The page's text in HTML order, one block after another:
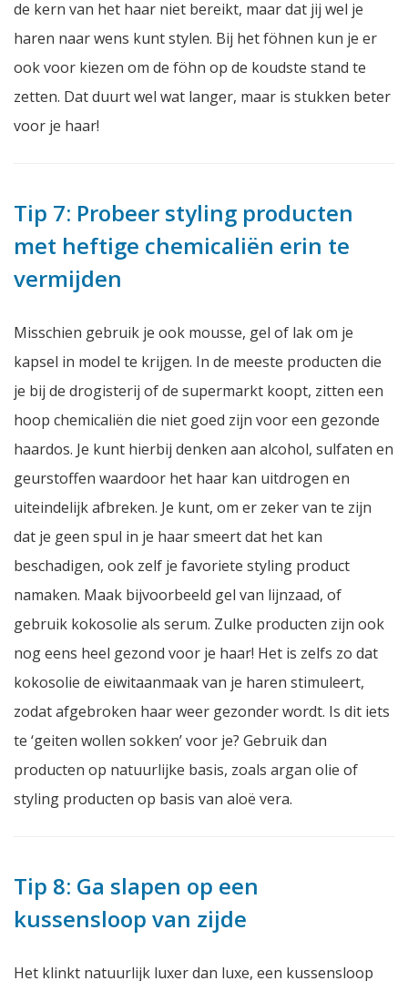
de kern van het haar niet bereikt, maar dat jij wel je
haren naar wens kunt stylen. Bij het föhnen kun je er
ook voor kiezen om de föhn op de koudste stand te
zetten. Dat duurt wel wat langer, maar is stukken beter
voor je haar!
Tip 7: Probeer styling producten
met heftige chemicaliën erin te
vermijden
Misschien gebruik je ook mousse, gel of lak om je
kapsel in model te krijgen. In de meeste producten die
je bij de drogisterij of de supermarkt koopt, zitten een
hoop chemicaliën die niet goed zijn voor een gezonde
haardos. Je kunt hierbij denken aan alcohol, sulfaten en
geurstoffen waardoor het haar kan uitdrogen en
uiteindelijk afbreken. Je kunt, om er zeker van te zijn
dat je geen spul in je haar smeert dat het kan
beschadigen, ook zelf je favoriete styling product
namaken. Maak bijvoorbeeld gel van lijnzaad, of
gebruik kokosolie als serum. Zulke producten zijn ook
nog eens heel gezond voor je haar! Het is zelfs zo dat
kokosolie de eiwitaanmaak van je haren stimuleert,
zodat afgebroken haar weer gezonder wordt. Is dit iets
te ‘geiten wollen sokken’ voor je? Gebruik dan
producten op natuurlijke basis, zoals argan olie of
styling producten op basis van aloë vera.
Tip 8: Ga slapen op een
kussensloop van zijde
Het klinkt natuurlijk luxer dan luxe, een kussensloop